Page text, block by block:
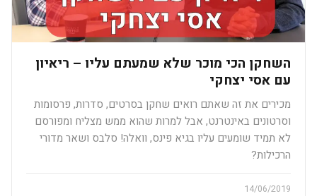
השחקן הכי מוכר שלא שמעתם עליו – ריאיון
עם אסי יצחקי
מכירים את זה שאתם רואים שחקן בסרטים, סדרות, פרסומות
וסרטונים באינטרנט, אבל למרות שהוא ממש מצליח ומפורסם
לא תמיד שומעים עליו בגיא פינס, וואלה! סלבס ושאר מדורי
הרכילות?
14/06/2019